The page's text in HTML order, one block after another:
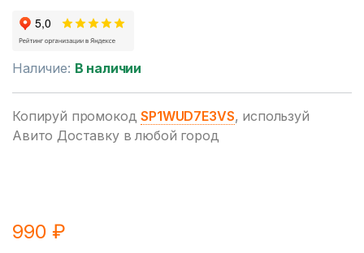
Наличие: В наличии
Копируй промокодSP1WUD7E3VS, используй
Авито Доставку в любой город
990₽